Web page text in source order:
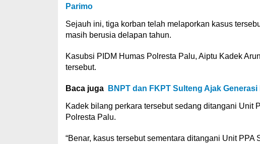
Parimo
Sejauh ini, tiga korban telah melaporkan kasus
masih berusia delapan tahun.
Kasubsi PIDM Humas Polresta Palu, Aiptu Kadek
tersebut.
Baca juga BNPT dan FKPT Sulteng Ajak
Kadek bilang perkara tersebut sedang ditangani Unit
Polresta Palu.
“Benar, kasus tersebut sementara ditangani Unit